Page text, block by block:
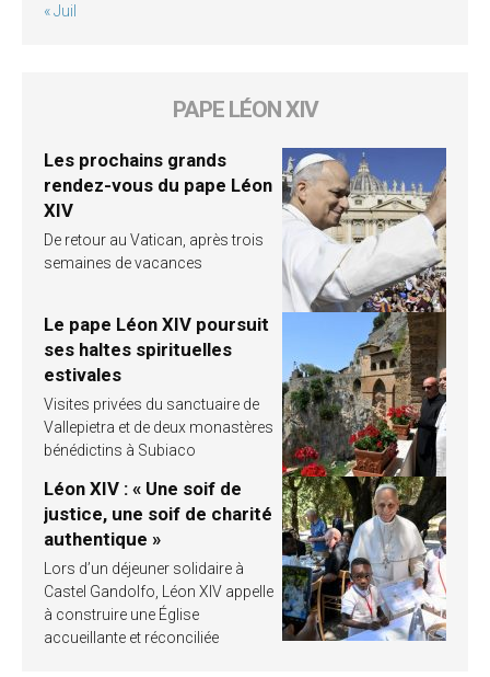
« Juil
PAPE LÉON XIV
Les prochains grands
rendez-vous du pape Léon
XIV
De retour au Vatican, après trois
semaines de vacances
Le pape Léon XIV poursuit
ses haltes spirituelles
estivales
Visites privées du sanctuaire de
Vallepietra et de deux monastères
bénédictins à Subiaco
Léon XIV : « Une soif de
justice, une soif de charité
authentique »
Lors d’un déjeuner solidaire à
Castel Gandolfo, Léon XIV appelle
à construire une Église
accueillante et réconciliée